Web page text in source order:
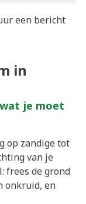
een bericht
in
je moet
op zandige tot
van je
frees de grond
onkruid, en